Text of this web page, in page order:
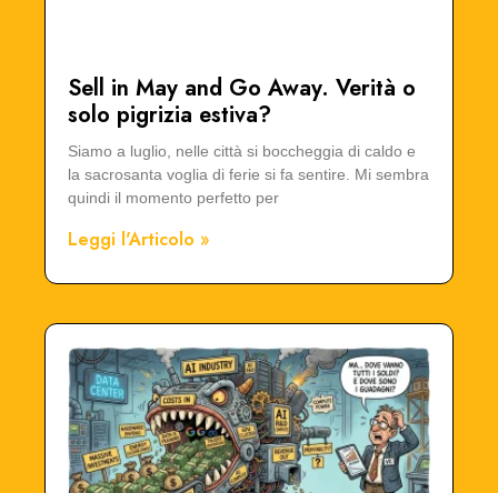
Sell in May and Go Away. Verità o
solo pigrizia estiva?
Siamo a luglio, nelle città si boccheggia di caldo e
la sacrosanta voglia di ferie si fa sentire. Mi sembra
quindi il momento perfetto per
Leggi l'Articolo »